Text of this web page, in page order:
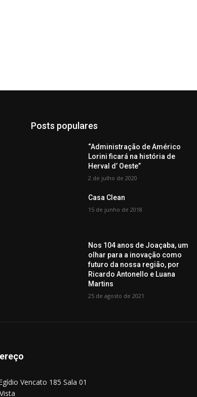
Posts populares
“Administração de Américo
Lorini ficará na história de
Herval d’ Oeste”
2 de julho de 2020
Casa Clean
15 de junho de 2018
Nos 104 anos de Joaçaba, um
olhar para a inovação como
futuro da nossa região, por
Ricardo Antonello e Luana
Martins
25 de agosto de 2021
Vencato 185 Sala 01